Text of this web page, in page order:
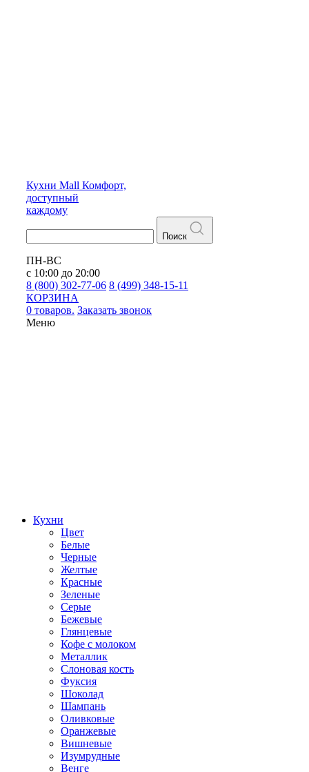
Кухни Mall Комфорт,
доступный
каждому
Поиск
ПН-ВС
с 10:00 до 20:00
8 (800) 302-77-06 8 (499) 348-15-11
КОРЗИНА
0 товаров. Заказать звонок
Меню
Кухни
Цвет
Белые
Черные
Желтые
Красные
Зеленые
Серые
Бежевые
Глянцевые
Кофе с молоком
Металлик
Слоновая кость
Фуксия
Шоколад
Шампань
Оливковые
Оранжевые
Вишневые
Изумрудные
Венге